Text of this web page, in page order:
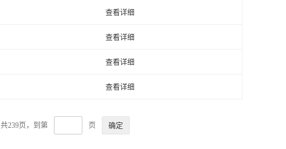
查看详细
查看详细
查看详细
查看详细
共239页，到第 页